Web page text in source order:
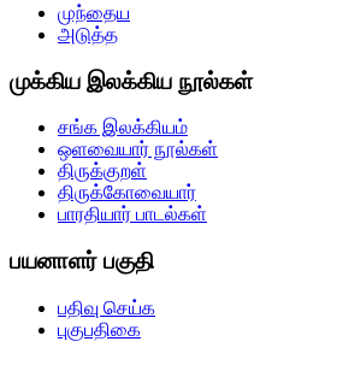
முந்தைய
அடுத்த
முக்கிய இலக்கிய நூல்கள்
சங்க இலக்கியம்
ஒளவையார் நூல்கள்
திருக்குறள்
திருக்கோவையார்
பாரதியார் பாடல்கள்
பயனாளர் பகுதி
பதிவு செய்க
புகுபதிகை